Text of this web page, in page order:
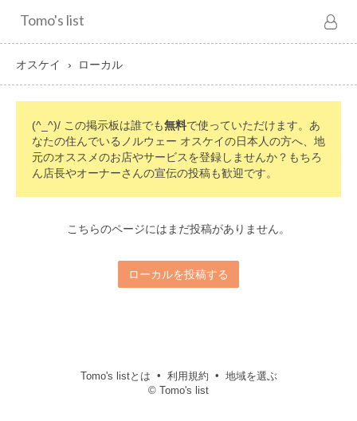
Tomo's list
オスケイ ローカル
(^_^)/ この掲示板は誰でも無料で使っていただけます。あ
なたの住んでいるノルウェー オスケイの日本人の方へ、地
元のオススメのお店やサービスを登録しませんか？もちろ
ん店長やオーナーさんの宣伝の投稿も歓迎です。
こちらのページにはまだ投稿がありません。
ローカルを投稿する
Tomo's listとは 利用規約
地域を選ぶ
© Tomo's list